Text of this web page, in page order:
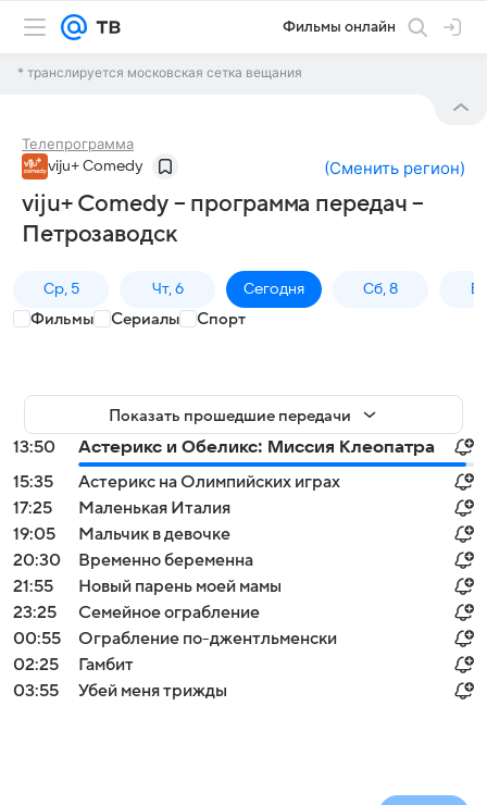
Фильмы онлайн
* транслируется московская сетка вещания
Телепрограмма
viju+ Comedy (Сменить регион)
viju+ Comedy – программа передач –
Петрозаводск
Ср, 5 Чт, 6 Сегодня Сб, 8
Фильмы Сериалы Спорт
Показать прошедшие передачи
13:50
Астерикс и Обеликс: Миссия Клеопатра
15:35
Астерикс на Олимпийских играх
17:25
Маленькая Италия
19:05
Мальчик в девочке
20:30
Временно беременна
21:55
Новый парень моей мамы
23:25
Семейное ограбление
00:55
Ограбление по-джентльменски
02:25
Гамбит
03:55
Убей меня трижды